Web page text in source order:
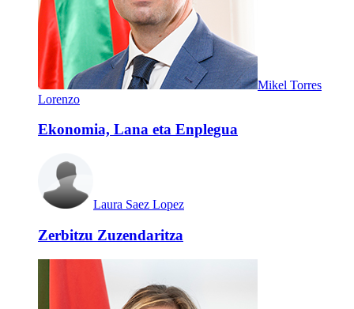
Mikel Torres
Lorenzo
Ekonomia, Lana eta Enplegua
Laura Saez Lopez
Zerbitzu Zuzendaritza